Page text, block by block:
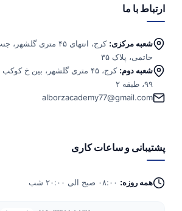
ارتباط با ما
شعبه مرکزی:
کرج، انتهای ۴۵ متری
حاتمی، پلاک ۳۵
شعبه دوم:
کرج، ۴۵ متری گلشهر، بین خ
۹۹، طبقه ۲
alborzacademy77@gmail.com
پشتیبانی و ساعات کاری
همه روزه: